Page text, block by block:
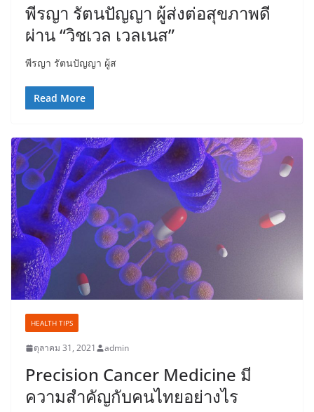
พีรญา รัตนปัญญา ผู้ส่งต่อสุขภาพดี
ผ่าน “วิชเวล เวลเนส”
พีรญา รัตนปัญญา ผู้ส
Read More
HEALTH TIPS
ตุลาคม 31, 2021 admin
Precision Cancer Medicine มี
ความสำคัญกับคนไทยอย่างไร